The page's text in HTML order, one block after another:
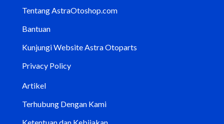
Tentang AstraOtoshop.com
Bantuan
Kunjungi Website Astra Otoparts
Privacy Policy
Artikel
Terhubung Dengan Kami